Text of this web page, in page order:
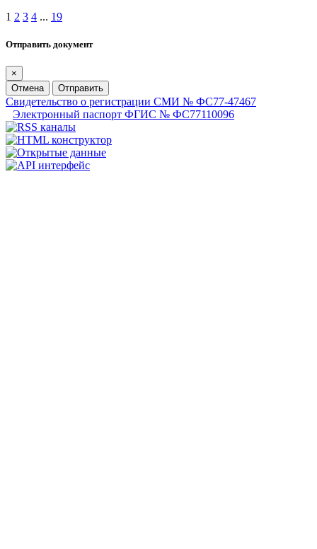
1 2 3 4 ... 19
Отправить документ
×
Отмена
Отправить
Свидетельство о регистрации СМИ № ФС77-47467
Электронный паспорт ФГИС № ФС77110096